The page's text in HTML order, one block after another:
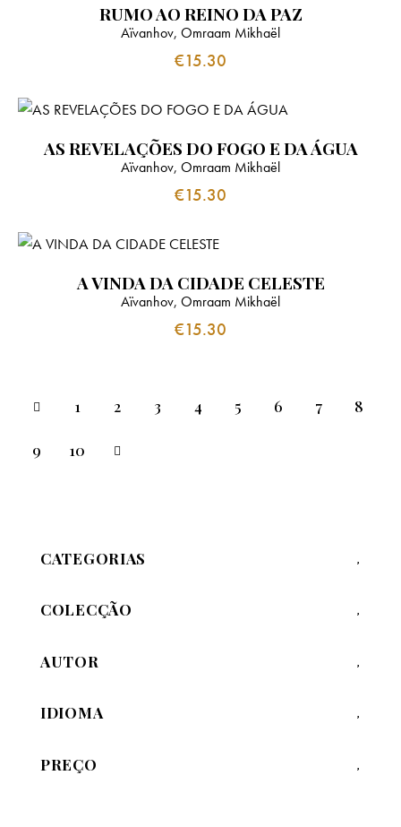
RUMO AO REINO DA PAZ
Aïvanhov, Omraam Mikhaël
€15.30
AS REVELAÇÕES DO FOGO E DA ÁGUA
Aïvanhov, Omraam Mikhaël
€15.30
A VINDA DA CIDADE CELESTE
Aïvanhov, Omraam Mikhaël
€15.30
1 2 3 4 5 6 7 8
9 10
→
CATEGORIAS
COLECÇÃO
AUTOR
IDIOMA
PREÇO